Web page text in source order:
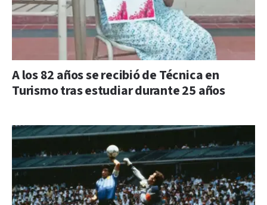
A los 82 años se recibió de Técnica en
Turismo tras estudiar durante 25 años